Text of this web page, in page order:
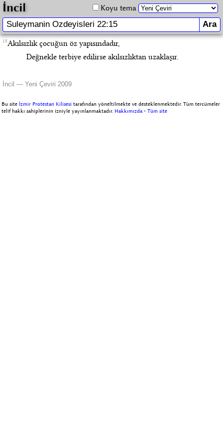
İncil Koyu tema
15Akılsızlık çocuğun öz yapısındadır,
Değnekle terbiye edilirse akılsızlıktan uzaklaşır.
İncil — Yeni Çeviri 2009
Bu site İzmir Protestan Kilisesi tarafından yöneltilmekte ve desteklenmektedir. Tüm tercümeler
telif hakkı sahiplerinin izniyle yayınlanmaktadır. Hakkımızda -Tüm site